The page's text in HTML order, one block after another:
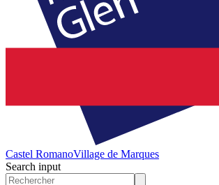
Castel RomanoVillage de Marques
Search input